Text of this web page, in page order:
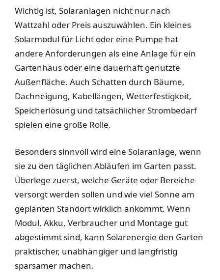
Wichtig ist, Solaranlagen nicht nur nach
Wattzahl oder Preis auszuwählen. Ein kleines
Solarmodul für Licht oder eine Pumpe hat
andere Anforderungen als eine Anlage für ein
Gartenhaus oder eine dauerhaft genutzte
Außenfläche. Auch Schatten durch Bäume,
Dachneigung, Kabellängen, Wetterfestigkeit,
Speicherlösung und tatsächlicher Strombedarf
spielen eine große Rolle.
Besonders sinnvoll wird eine Solaranlage, wenn
sie zu den täglichen Abläufen im Garten passt.
Überlege zuerst, welche Geräte oder Bereiche
versorgt werden sollen und wie viel Sonne am
geplanten Standort wirklich ankommt. Wenn
Modul, Akku, Verbraucher und Montage gut
abgestimmt sind, kann Solarenergie den Garten
praktischer, unabhängiger und langfristig
sparsamer machen.